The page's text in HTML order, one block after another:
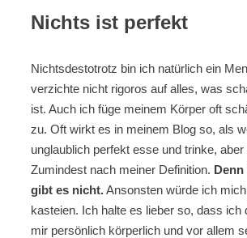
Nichts ist perfekt
Nichtsdestotrotz bin ich natürlich ein
verzichte nicht rigoros auf alles, was
ist. Auch ich füge meinem Körper oft
zu. Oft wirkt es in meinem Blog so, als
unglaublich perfekt esse und trinke,
Zumindest nach meiner Definition.
gibt es nicht.Ansonsten würde ich
kasteien. Ich halte es lieber so, dass ich
mir persönlich körperlich und vor allem